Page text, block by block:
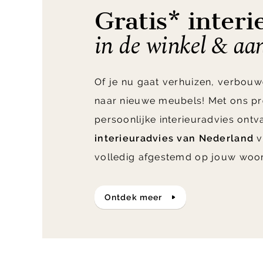
Gratis*
in de winkel &
Of je nu gaat verhuizen,
naar nieuwe meubels! Met ons
persoonlijke interieuradvies
interieuradvies van Nederland
volledig afgestemd op jouw
ontdek meer